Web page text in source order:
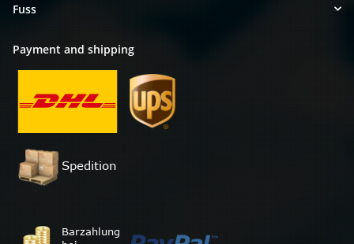
Fuss
Payment and shipping